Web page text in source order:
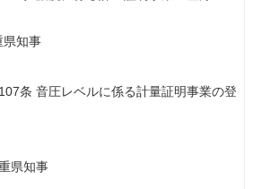
県知事
条 音圧レベルに係る計量証明事業の登
県知事